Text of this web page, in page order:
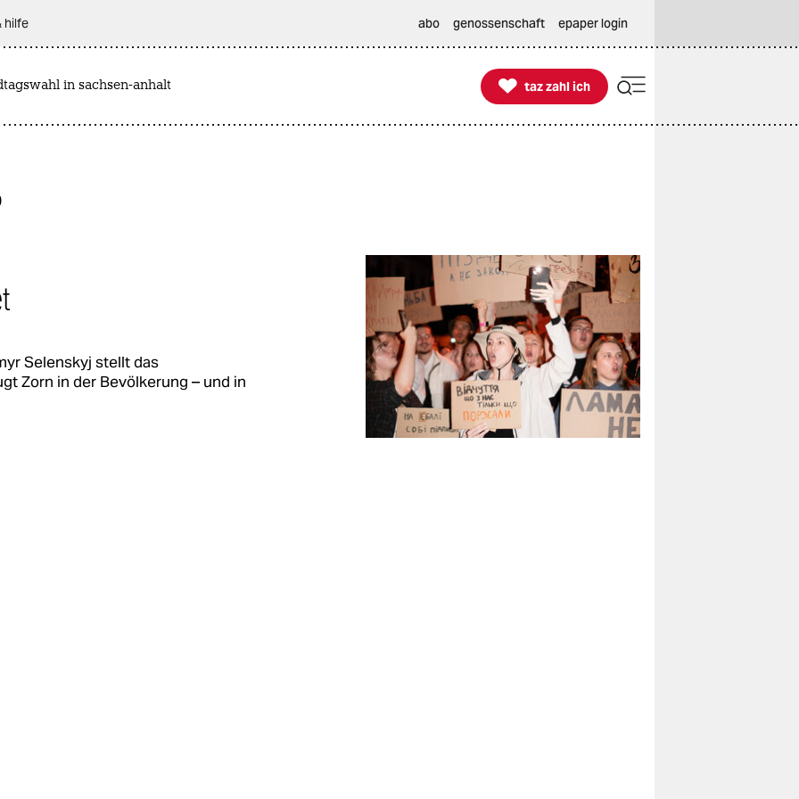
hilfe abo genossenschaft epaper login
in sachsen-anhalt 
taz zahl ich
taz zahl ich
Selenskyj stellt das
Zorn in der Bevölkerung – und in